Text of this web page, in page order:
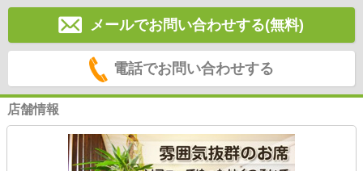
メールでお問い合わせする(無料)
電話でお問い合わせする
店舗情報